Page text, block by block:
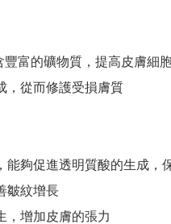
豐富的礦物質，提高皮膚細
，從而修護受損膚質
能夠促進透明質酸的生成，
皺紋增長
，增加皮膚的張力